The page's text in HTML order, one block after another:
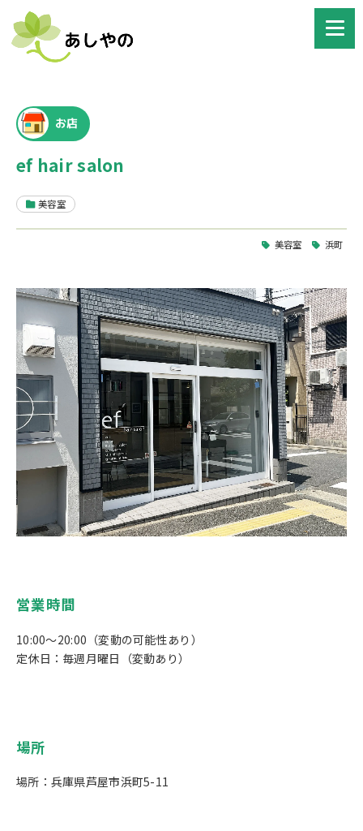
お店
ef hair salon
美容室
美容室 浜町
営業時間
10:00～20:00（変動の可能性あり）
定休日：毎週月曜日（変動あり）
場所
場所：兵庫県芦屋市浜町5-11